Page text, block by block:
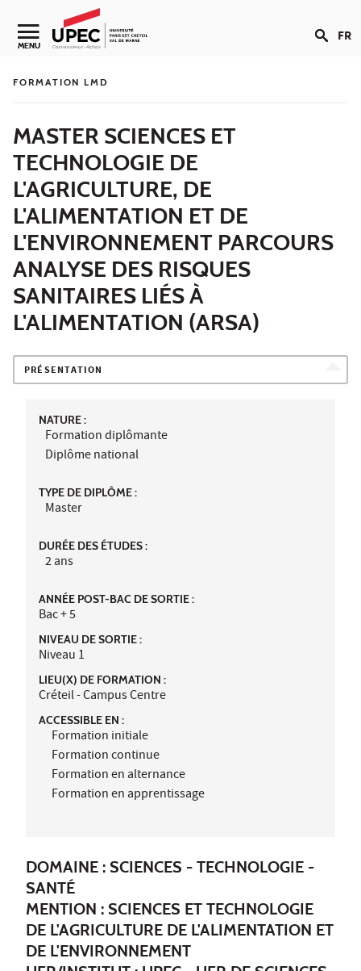
Aller au contenu
Navigation secondaire
MENU FR
FORMATION LMD
MASTER SCIENCES ET
TECHNOLOGIE DE
L'AGRICULTURE, DE
L'ALIMENTATION ET DE
L'ENVIRONNEMENT PARCOURS
ANALYSE DES RISQUES
SANITAIRES LIÉS À
L'ALIMENTATION (ARSA)
PRÉSENTATION
NATURE :
Formation diplômante
Diplôme national
TYPE DE DIPLÔME :
Master
DURÉE DES ÉTUDES :
2 ans
ANNÉE POST-BAC DE SORTIE :
Bac + 5
NIVEAU DE SORTIE :
Niveau 1
LIEU(X) DE FORMATION :
Créteil - Campus Centre
ACCESSIBLE EN :
Formation initiale
Formation continue
Formation en alternance
Formation en apprentissage
DOMAINE : SCIENCES - TECHNOLOGIE -
SANTÉ
MENTION : SCIENCES ET TECHNOLOGIE
DE L'AGRICULTURE DE L'ALIMENTATION ET
DE L'ENVIRONNEMENT